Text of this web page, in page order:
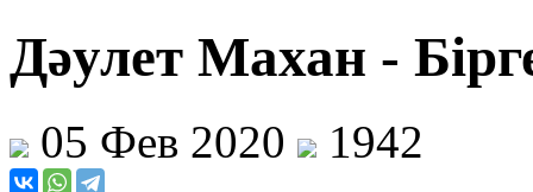
Дәулет Махан -
05 Фев 2020 1942